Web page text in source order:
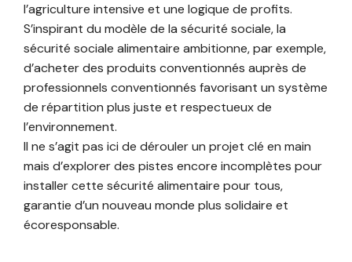
l’agriculture intensive et une logique de profits.
S’inspirant du modèle de la sécurité sociale, la
sécurité sociale alimentaire ambitionne, par exemple,
d’acheter des produits conventionnés auprès de
professionnels conventionnés favorisant un système
de répartition plus juste et respectueux de
l’environnement.
Il ne s’agit pas ici de dérouler un projet clé en main
mais d’explorer des pistes encore incomplètes pour
installer cette sécurité alimentaire pour tous,
garantie d’un nouveau monde plus solidaire et
écoresponsable.